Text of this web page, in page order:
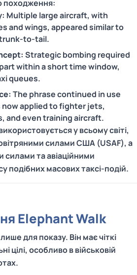
походження:
Multiple large aircraft, with
and wings, appeared similar to
Strategic bombing required
within a short time window,
queues.
The phrase continued in use
now applied to fighter jets,
and even training aircraft.
у всьому світі,
силами США (USAF), а
силами та авіаційними
подібних масових таксі-подій.
Elephant Walk
для показу. Він має чіткі
цілі, особливо в військовій